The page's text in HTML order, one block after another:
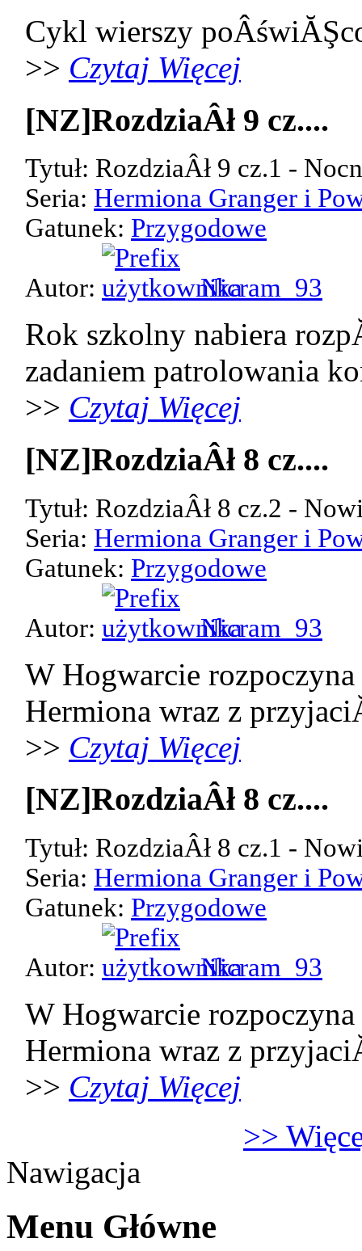
Cykl wierszy
>> Czytaj Więcej
[NZ]RozdziaÂł 9 cz....
Tytuł: RozdziaÂł 9 cz.1 -
Seria: Hermiona Granger i
Gatunek: Przygodowe
Autor: Nicram_93
Rok szkolny nabiera
zadaniem patrolowania
>> Czytaj Więcej
[NZ]RozdziaÂł 8 cz....
Tytuł: RozdziaÂł 8 cz.2 -
Seria: Hermiona Granger i
Gatunek: Przygodowe
Autor: Nicram_93
W Hogwarcie
Hermiona wraz z
>> Czytaj Więcej
[NZ]RozdziaÂł 8 cz....
Tytuł: RozdziaÂł 8 cz.1 -
Seria: Hermiona Granger i
Gatunek: Przygodowe
Autor: Nicram_93
W Hogwarcie
Hermiona wraz z
>> Czytaj Więcej
>>
Nawigacja
Menu Główne